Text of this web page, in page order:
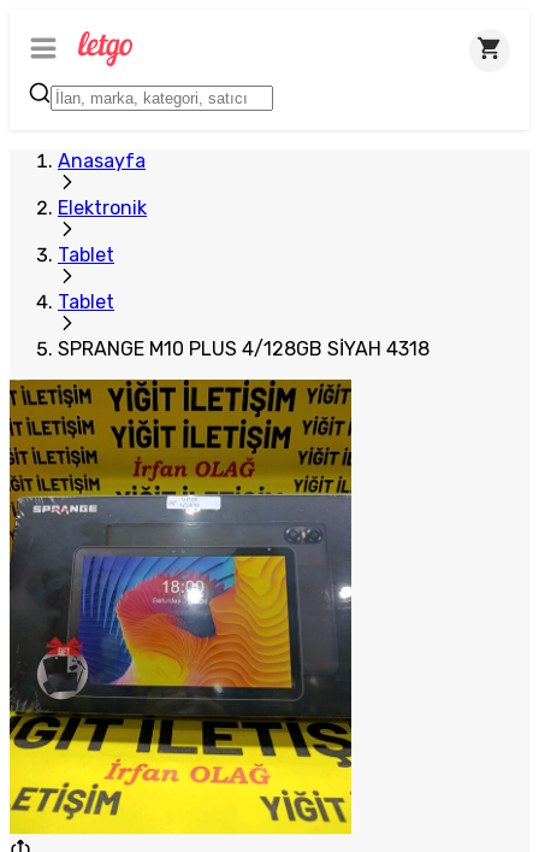
Anasayfa
Elektronik
Tablet
Tablet
SPRANGE M10 PLUS 4/128GB SİYAH 4318
Plus Satıcı